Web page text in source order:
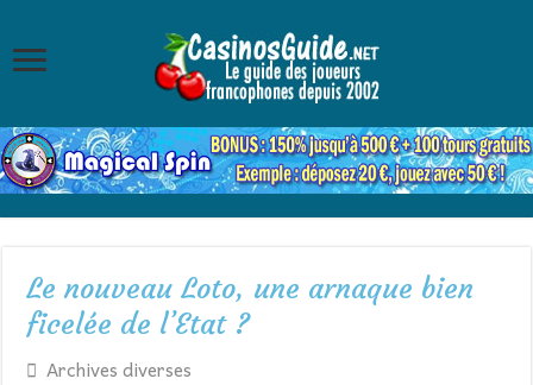
Le nouveau Loto, une arnaque bien
ficelée de l’Etat ?
Archives diverses